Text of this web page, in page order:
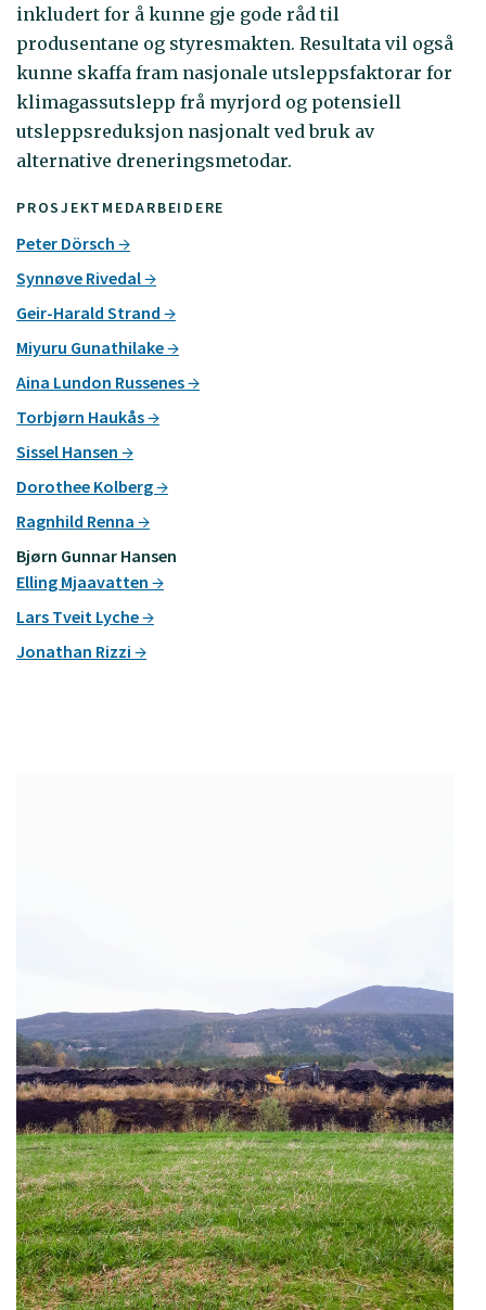
PROSJEKTMEDARBEIDERE
Peter Dörsch
Synnøve Rivedal
Geir-Harald Strand
Miyuru Gunathilake
Aina Lundon Russenes
Torbjørn Haukås
Sissel Hansen
Dorothee Kolberg
Ragnhild Renna
Bjørn Gunnar Hansen
Elling Mjaavatten
Lars Tveit Lyche
Jonathan Rizzi
inkludert for å kunne gje gode råd til
produsentane og styresmakten. Resultata vil også
kunne skaffa fram nasjonale utsleppsfaktorar for
klimagassutslepp frå myrjord og potensiell
utsleppsreduksjon nasjonalt ved bruk av
alternative dreneringsmetodar.